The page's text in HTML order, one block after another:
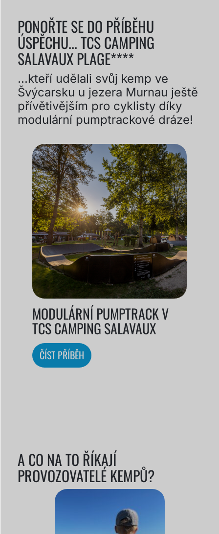
PONOŘTE SE DO PŘÍBĚHU
ÚSPĚCHU... TCS CAMPING
SALAVAUX PLAGE****
...kteří udělali svůj kemp ve
Švýcarsku u jezera Murnau ještě
přívětivějším pro cyklisty díky
modulární pumptrackové dráze!
MODULÁRNÍ PUMPTRACK V
TCS CAMPING SALAVAUX
ČÍST PŘÍBĚH
A CO NA TO ŘÍKAJÍ
PROVOZOVATELÉ KEMPŮ?